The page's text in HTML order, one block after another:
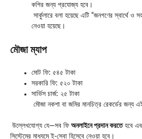
কপির জন্য প্রযোজ্য হবে।
সার্কুলারে বলা হয়েছে এটি “জনগণের স্বার্থে ও
নেওয়া হয়েছে।
মৌজা ম্যাপ
মোট ফি: ৫৪৫ টাকা
সরকারি ফি: ৫২০ টাকা
সার্ভিস চার্জ: ২৫ টাকা
মৌজা নকশা বা জমির মানচিত্র রেকর্ডের জন্য
উল্লেখযোগ্য যে—সব ফি অনলাইনে প্রদান করতেহবে
সিস্টেমের মাধ্যমে ই-সেবা হিসেবে নেওয়া হবে।